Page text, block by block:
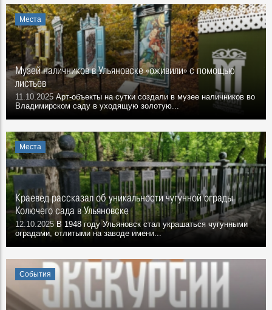
Места
Музей наличников в Ульяновске «оживили» с помощью
листьев
11.10.2025 Арт-объекты на сутки создали в музее наличников во
Владимирском саду в уходящую золотую...
Места
Краевед рассказал об уникальности чугунной ограды
Колючего сада в Ульяновске
12.10.2025 В 1948 году Ульяновск стал украшаться чугунными
оградами, отлитыми на заводе имени...
События